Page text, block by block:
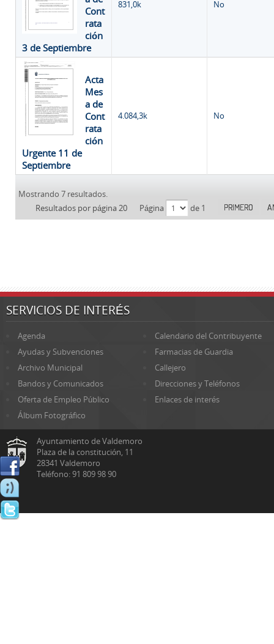
Cont
rata
ción
3 de Septiembre
831,0k No
Acta
Mes
a de
Cont
rata
ción
Urgente 11 de
Septiembre
4.084,3k No
Mostrando 7 resultados.
Resultados por página 20
Página de 1 PRIMERO
SERVICIOS DE INTERÉS
Agenda
Calendario del Contribuyente
Ayudas y Subvenciones
Farmacias de Guardia
Archivo Municipal
Callejero
Bandos y Comunicados
Direcciones y Teléfonos
Oferta de Empleo Público
Enlaces de interés
Álbum Fotográfico
Ayuntamiento de Valdemoro
Plaza de la constitución, 11
28341 Valdemoro
Teléfono: 91 809 98 90